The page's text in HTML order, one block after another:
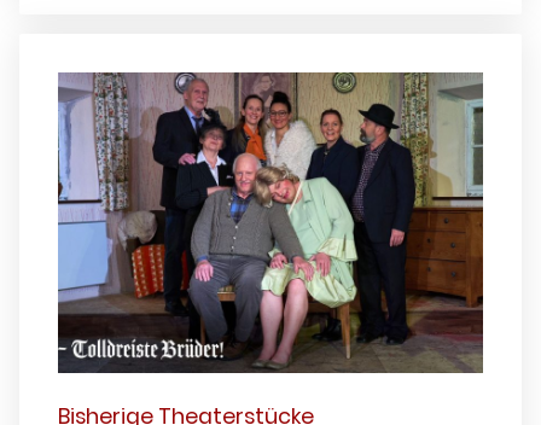
Bisherige Theaterstücke